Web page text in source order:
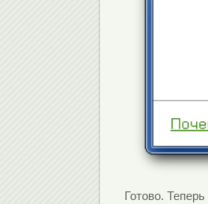
Готово.